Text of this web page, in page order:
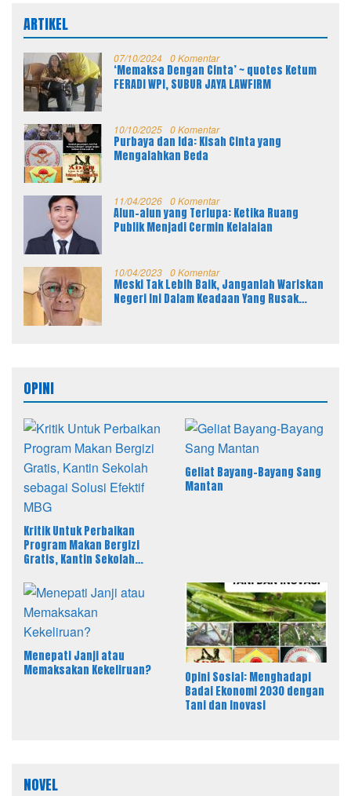
ARTIKEL
07/10/2024 0 Komentar
‘Memaksa Dengan Cinta’ ~ quotes Ketum
FERADI WPI, SUBUR JAYA LAWFIRM
10/10/2025 0 Komentar
Purbaya dan Ida: Kisah Cinta yang
Mengalahkan Beda
11/04/2026 0 Komentar
Alun-alun yang Terlupa: Ketika Ruang
Publik Menjadi Cermin Kelalaian
10/04/2023 0 Komentar
Meski Tak Lebih Baik, Janganlah Wariskan
Negeri Ini Dalam Keadaan Yang Rusak
OPINI
Kritik Untuk Perbaikan
Program Makan Bergizi
Gratis, Kantin Sekolah
Geliat Bayang-Bayang Sang
Mantan
Menepati Janji atau
Memaksakan Kekeliruan?
Opini Sosial: Menghadapi
Badai Ekonomi 2030 dengan
Tani dan Inovasi
NOVEL